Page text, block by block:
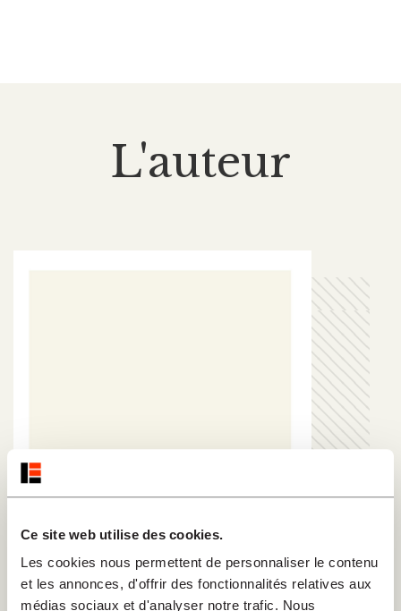
Ce site web utilise des cookies.
Les cookies nous permettent de personnaliser le contenu
et les annonces, d'offrir des fonctionnalités relatives aux
médias sociaux et d'analyser notre trafic. Nous
L'auteur